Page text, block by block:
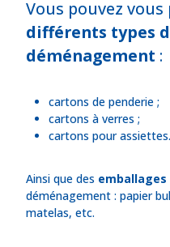
Vous pouvez
différents types
déménagement :
cartons de penderie ;
cartons à verres ;
cartons pour assiettes.
Ainsi que des emballages
déménagement : papier
matelas, etc.